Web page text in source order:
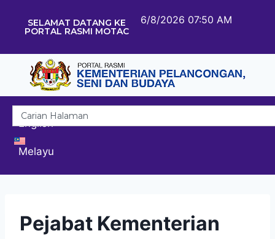
SELAMAT DATANG KE
PORTAL RASMI MOTAC
6/8/2026 07:50 AM
English
Melayu
Pejabat Kementerian